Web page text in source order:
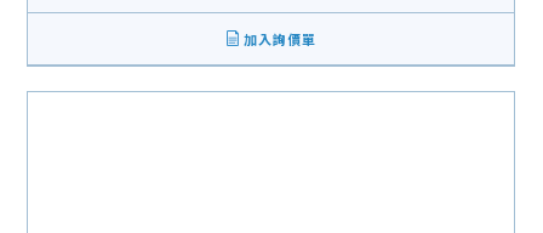
加入詢價單